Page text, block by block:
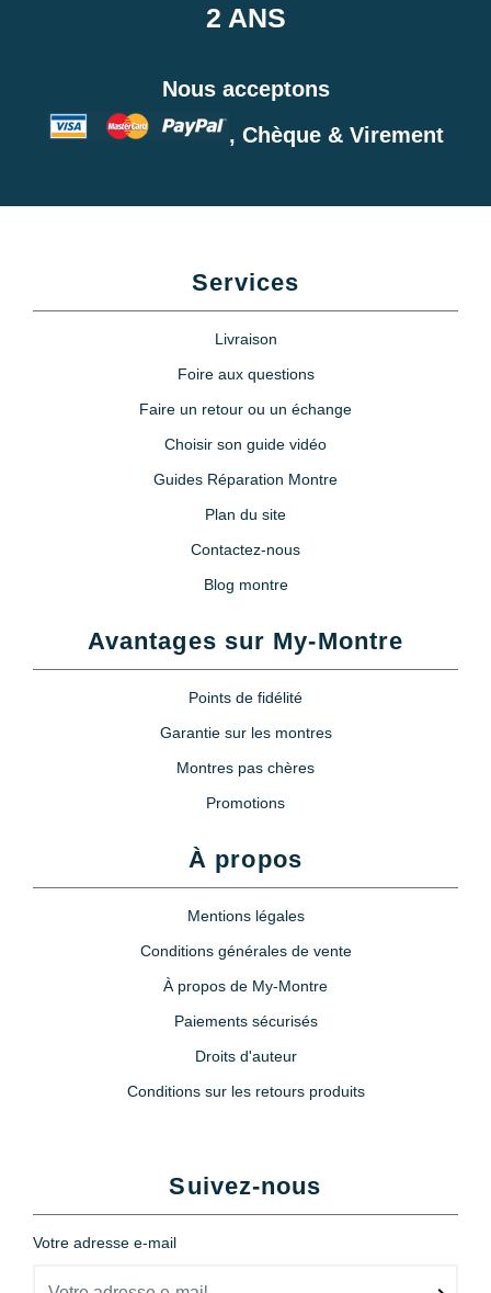
2 ANS
Nous acceptons
, Chèque & Virement
Services
Livraison
Foire aux questions
Faire un retour ou un échange
Choisir son guide vidéo
Guides Réparation Montre
Plan du site
Contactez-nous
Blog montre
Avantages sur My-Montre
Points de fidélité
Garantie sur les montres
Montres pas chères
Promotions
À propos
Mentions légales
Conditions générales de vente
À propos de My-Montre
Paiements sécurisés
Droits d'auteur
Conditions sur les retours produits
Suivez-nous
Votre adresse e-mail